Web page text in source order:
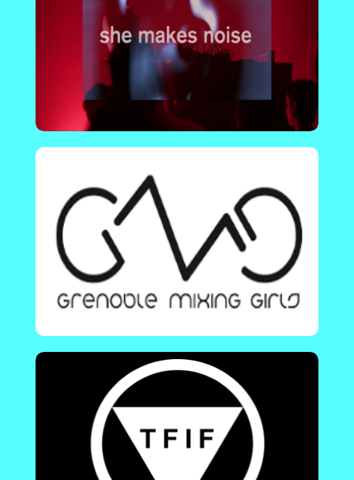
France - Grenoble | Collectif de djs et selectors
grenobloises. Son but : apporter de la visibilité
au Djing féminin, se fédérer et susciter des
vocations !
En savoir plus !
The futur is female : techno, queer et
feminist.
Lyon - France |TFIF met en avant des femmes de
la scène techno et des soirées aux line-
ups 100% féminins, sans aucune règle de genre
ni barrière identitaire.
En savoir plus !
International | Collectif digital de femmes et
de personnes non-binaires de la musique
électronique, qui se soutiennent mutuellement
pour remédier aux inégalités dans ce domaine
depuis 2015.